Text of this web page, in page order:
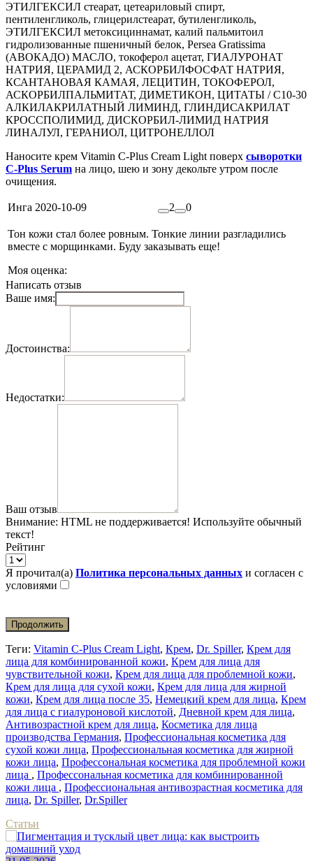
ЭТИЛГЕКСИЛ стеарат, цетеариловый спирт,
пентиленгликоль, глицерилстеарат, бутиленгликоль,
ЭТИЛГЕКСИЛ метоксициннамат, калий пальмитоил
гидролизованные пшеничный белок, Persea Gratissima
(АВОКАДО) МАСЛО, токоферол ацетат, ГИАЛУРОНАТ
НАТРИЯ, ЦЕРАМИД 2, АСКОРБИЛФОСФАТ НАТРИЯ,
КСАНТАНОВАЯ КАМАЯ, ЛЕЦИТИН, ТОКОФЕРОЛ,
АСКОРБИЛПАЛЬМИТАТ, ДИМЕТИКОН, ЦИТАТЫ / С10-30
АЛКИЛАКРИЛАТНЫЙ ЛИМИНД, ГЛИНДИСАКРИЛАТ
КРОССПОЛИМИД, ДИСКОРБИЛ-ЛИМИД НАТРИЯ
ЛИНАЛУЛ, ГЕРАНИОЛ, ЦИТРОНЕЛЛОЛ
Наносите крем Vitamin C-Plus Cream Light поверх сыворотки
C-Plus Serum на лицо, шею и зону декольте утром после
очищения.
Инга 2020-10-09 2 0
Тон кожи стал более ровным. Тонкие линии разгладились
вместе с морщинками. Буду заказывать еще!
Моя оценка:
Написать отзыв
Ваше имя:
Достоинства:
Недостатки:
Ваш отзыв
Внимание: HTML не поддерживается! Используйте обычный
текст!
Рейтинг
Я прочитал(а) Политика персональных данных и согласен с
условиями
Продолжить
Теги: Vitamin C-Plus Cream Light, Крем, Dr. Spiller, Крем для
лица для комбинированной кожи, Крем для лица для
чувствительной кожи, Крем для лица для проблемной кожи,
Крем для лица для сухой кожи, Крем для лица для жирной
кожи, Крем для лица после 35, Немецкий крем для лица, Крем
для лица с гиалуроновой кислотой, Дневной крем для лица,
Антивозрастной крем для лица, Косметика для лица
производства Германия, Профессиональная косметика для
сухой кожи лица, Профессиональная косметика для жирной
кожи лица, Профессональная косметика для проблемной кожи
лица , Профессональная косметика для комбинированной
кожи лица , Профессиональная антивозрастная косметика для
лица, Dr. Spiller, Dr.Spiller
Статьи